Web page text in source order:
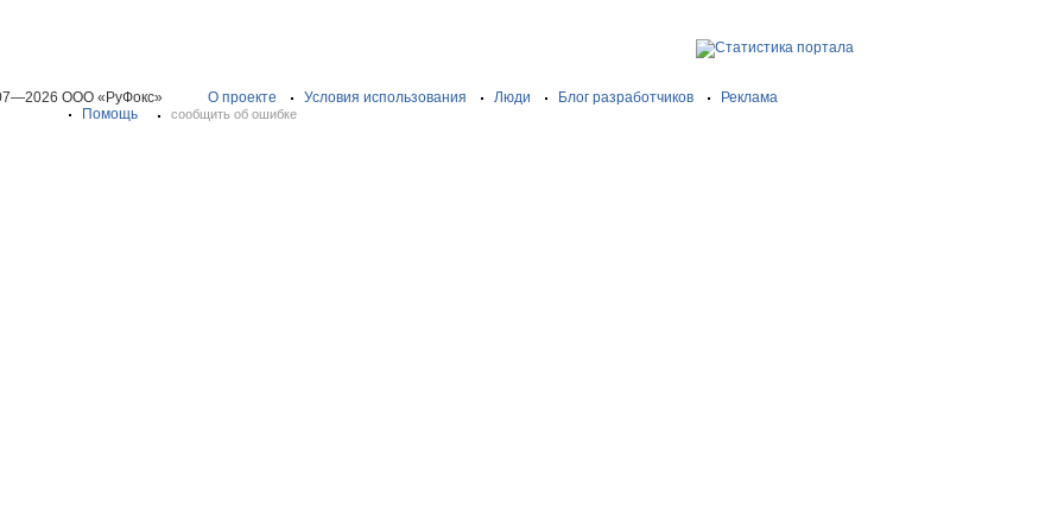
ООО «РуФокс» О проекте Условия использования Люди Блог разработчиков
Реклама
Помощь
сообщить об ошибке